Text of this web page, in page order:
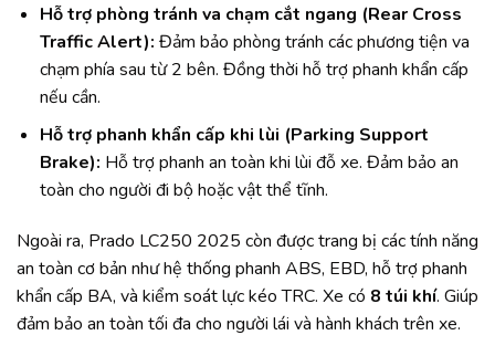
Hỗ trợ phòng tránh va chạm cắt ngang (Rear Cross
Traffic Alert): Đảm bảo phòng tránh các phương tiện va
chạm phía sau từ 2 bên. Đồng thời hỗ trợ phanh khẩn cấp
nếu cần.
Hỗ trợ phanh khẩn cấp khi lùi (Parking Support
Brake): Hỗ trợ phanh an toàn khi lùi đỗ xe. Đảm bảo an
toàn cho người đi bộ hoặc vật thể tĩnh.
Ngoài ra, Prado LC250 2025 còn được trang bị các tính năng
an toàn cơ bản như hệ thống phanh ABS, EBD, hỗ trợ phanh
khẩn cấp BA, và kiểm soát lực kéo TRC. Xe có 8 túi khí. Giúp
đảm bảo an toàn tối đa cho người lái và hành khách trên xe.